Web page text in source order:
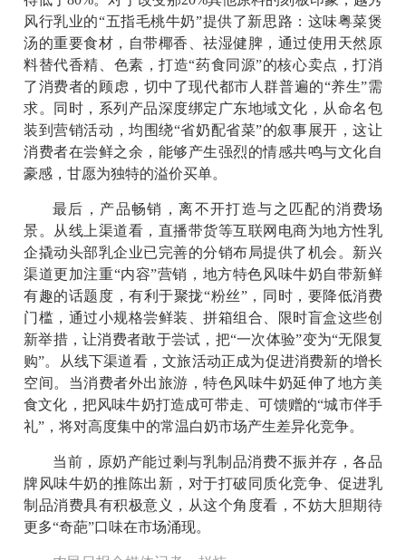
风行乳业的“五指毛桃牛奶”提供了新思路：这味粤菜煲
汤的重要食材，自带椰香、祛湿健脾，通过使用天然原
料替代香精、色素，打造“药食同源”的核心卖点，打消
了消费者的顾虑，切中了现代都市人群普遍的“养生”需
求。同时，系列产品深度绑定广东地域文化，从命名包
装到营销活动，均围绕“省奶配省菜”的叙事展开，这让
消费者在尝鲜之余，能够产生强烈的情感共鸣与文化自
豪感，甘愿为独特的溢价买单。
最后，产品畅销，离不开打造与之匹配的消费场
景。从线上渠道看，直播带货等互联网电商为地方性乳
企撬动头部乳企业已完善的分销布局提供了机会。新兴
渠道更加注重“内容”营销，地方特色风味牛奶自带新鲜
有趣的话题度，有利于聚拢“粉丝”，同时，要降低消费
门槛，通过小规格尝鲜装、拼箱组合、限时盲盒这些创
新举措，让消费者敢于尝试，把“一次体验”变为“无限复
购”。从线下渠道看，文旅活动正成为促进消费新的增长
空间。当消费者外出旅游，特色风味牛奶延伸了地方美
食文化，把风味牛奶打造成可带走、可馈赠的“城市伴手
礼”，将对高度集中的常温白奶市场产生差异化竞争。
当前，原奶产能过剩与乳制品消费不振并存，各品
牌风味牛奶的推陈出新，对于打破同质化竞争、促进乳
制品消费具有积极意义，从这个角度看，不妨大胆期待
更多“奇葩”口味在市场涌现。